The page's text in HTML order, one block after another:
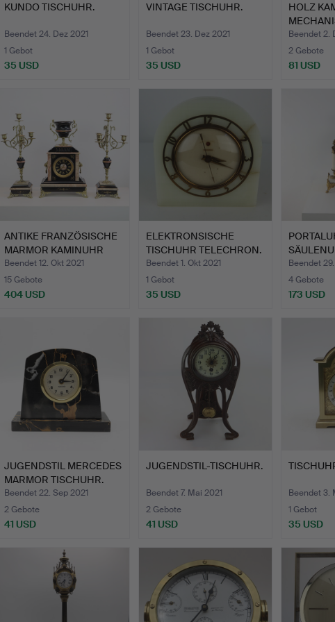
KUNDO TISCHUHR.
Beendet 24. Dez 2021
1 Gebot
35 USD
VINTAGE TISCHUHR.
Beendet 23. Dez 2021
1 Gebot
35 USD
HOLZ
Beendet 2.
2 Gebote
81 USD
ANTIKE FRANZÖSISCHE
MARMOR KAMINUHR
PENDEL…
Beendet 12. Okt 2021
15 Gebote
404 USD
ELEKTRONSISCHE
TISCHUHR TELECHRON.
Beendet 1. Okt 2021
1 Gebot
35 USD
Beendet
4 Gebote
173 USD
JUGENDSTIL MERCEDES
MARMOR TISCHUHR.
Beendet 22. Sep 2021
2 Gebote
41 USD
JUGENDSTIL-TISCHUHR.
Beendet 7. Mai 2021
2 Gebote
41 USD
Beendet 3.
1 Gebot
35 USD